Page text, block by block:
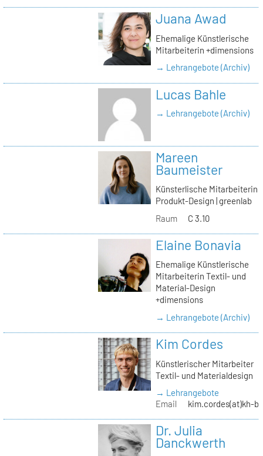
Juana Awad
Ehemalige Künstlerische
Mitarbeiterin +dimensions
→ Lehrangebote (Archiv)
Lucas Bahle
→ Lehrangebote (Archiv)
Mareen
Baumeister
Künsterlische Mitarbeiterin
Produkt-Design | greenlab
Raum
C 3.10
Elaine Bonavia
Ehemalige Künstlerische
Mitarbeiterin Textil- und
Material-Design
+dimensions
→ Lehrangebote (Archiv)
Kim Cordes
Künstlerischer Mitarbeiter
Textil- und Materialdesign
→ Lehrangebote
Email
kim.cordes(at)kh-
Dr. Julia
Danckwerth